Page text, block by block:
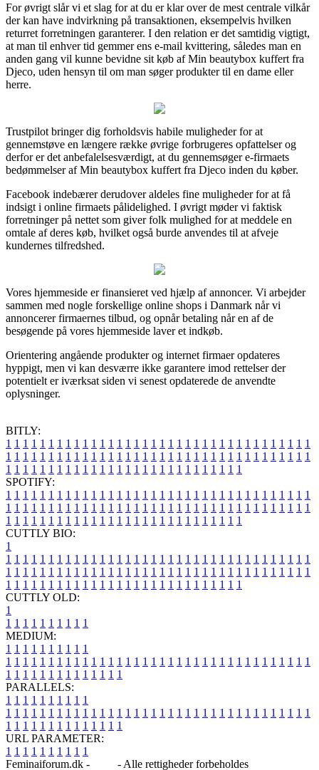
For øvrigt slår vi et slag for at du er klar over de mest centrale vilkår
der kan have indvirkning på transaktionen, eksempelvis hvilken
returret forretningen garanterer. I den relation er det samtidig vigtigt,
at man til enhver tid gemmer ens e-mail kvittering, således man en
anden gang vil kunne bevidne sit køb af Min beautybox kuffert fra
Djeco, uden hensyn til om man søger produkter til en dame eller
herre.
Trustpilot bringer dig forholdsvis habile muligheder for at
gennemstøve en længere række øvrige forbrugeres opfattelser og
derfor er det anbefalelsesværdigt, at du gennemsøger e-firmaets
bedømmelser af Min beautybox kuffert fra Djeco inden du køber.
Facebook indebærer derudover aldeles fine muligheder for at få
indsigt i online firmaets pålidelighed. I øvrigt møder vi faktisk
forretninger på nettet som giver folk mulighed for at meddele en
omtale af deres køb, hvilket også burde anvendes til at afveje
kundernes tilfredshed.
Vores hjemmeside er finansieret ved hjælp af annoncer. Vi arbejder
sammen med nogle forskellige online shops i Danmark når vi
annoncerer firmaernes tilbud, og opnår betaling når en af de
besøgende på vores hjemmeside laver et indkøb.
Orientering angående produkter og internet firmaer opdateres
hyppigt, men vi kan desværre ikke garantere imod rettelser der
potentielt er iværksat siden vi senest opdaterede de anvendte
oplysninger.
BITLY:
1 1 1 1 1 1 1 1 1 1 1 1 1 1 1 1 1 1 1 1 1 1 1 1 1 1 1 1 1 1 1 1 1 1 1 1
1 1 1 1 1 1 1 1 1 1 1 1 1 1 1 1 1 1 1 1 1 1 1 1 1 1 1 1 1 1 1 1 1 1 1 1
1 1 1 1 1 1 1 1 1 1 1 1 1 1 1 1 1 1 1 1 1 1 1 1 1 1 1 1
SPOTIFY:
1 1 1 1 1 1 1 1 1 1 1 1 1 1 1 1 1 1 1 1 1 1 1 1 1 1 1 1 1 1 1 1 1 1 1 1
1 1 1 1 1 1 1 1 1 1 1 1 1 1 1 1 1 1 1 1 1 1 1 1 1 1 1 1 1 1 1 1 1 1 1 1
1 1 1 1 1 1 1 1 1 1 1 1 1 1 1 1 1 1 1 1 1 1 1 1 1 1 1 1
CUTTLY BIO:
1
1 1 1 1 1 1 1 1 1 1 1 1 1 1 1 1 1 1 1 1 1 1 1 1 1 1 1 1 1 1 1 1 1 1 1 1
1 1 1 1 1 1 1 1 1 1 1 1 1 1 1 1 1 1 1 1 1 1 1 1 1 1 1 1 1 1 1 1 1 1 1 1
1 1 1 1 1 1 1 1 1 1 1 1 1 1 1 1 1 1 1 1 1 1 1 1 1 1 1 1
CUTTLY OLD:
1
1 1 1 1 1 1 1 1 1 1
MEDIUM:
1 1 1 1 1 1 1 1 1 1
1 1 1 1 1 1 1 1 1 1 1 1 1 1 1 1 1 1 1 1 1 1 1 1 1 1 1 1 1 1 1 1 1 1 1 1
1 1 1 1 1 1 1 1 1 1 1 1 1 1
PARALLELS:
1 1 1 1 1 1 1 1 1 1
1 1 1 1 1 1 1 1 1 1 1 1 1 1 1 1 1 1 1 1 1 1 1 1 1 1 1 1 1 1 1 1 1 1 1 1
1 1 1 1 1 1 1 1 1 1 1 1 1 1
URL PARAMETER:
1 1 1 1 1 1 1 1 1 1
Feminaiforum.dk -
- Alle rettigheder forbeholdes